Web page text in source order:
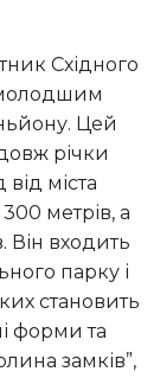
Цей
річки
міста
метрів, а
Він входить
парку і
становить
форми та
замків”,